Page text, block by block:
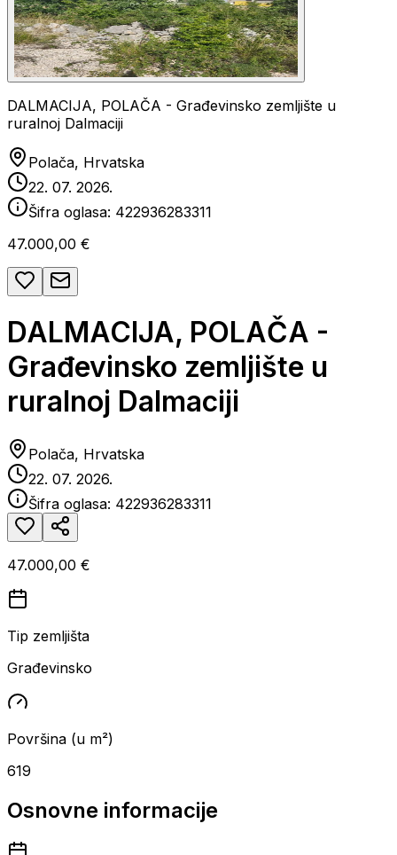
DALMACIJA, POLAČA - Građevinsko zemljište u
ruralnoj Dalmaciji
Polača, Hrvatska
22. 07. 2026.
Šifra oglasa: 422936283311
47.000,00 €
DALMACIJA, POLAČA -
Građevinsko zemljište u
ruralnoj Dalmaciji
Polača, Hrvatska
22. 07. 2026.
Šifra oglasa: 422936283311
47.000,00 €
Tip zemljišta
Građevinsko
Površina (u m²)
619
Osnovne informacije